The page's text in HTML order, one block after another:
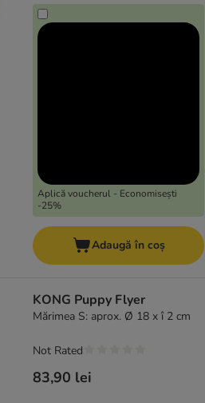
Aplică voucherul - Economisești
-25%
Adaugă în coș
KONG Puppy Flyer
Mărimea S: aprox. Ø 18 x î 2 cm
83,90 lei
Not Rated